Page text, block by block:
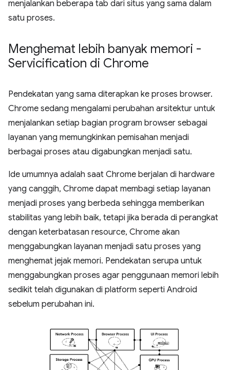
menjalankan beberapa tab dari situs yang sama dalam
satu proses.
Menghemat lebih banyak memori -
Servicification di Chrome
Pendekatan yang sama diterapkan ke proses browser.
Chrome sedang mengalami perubahan arsitektur untuk
menjalankan setiap bagian program browser sebagai
layanan yang memungkinkan pemisahan menjadi
berbagai proses atau digabungkan menjadi satu.
Ide umumnya adalah saat Chrome berjalan di hardware
yang canggih, Chrome dapat membagi setiap layanan
menjadi proses yang berbeda sehingga memberikan
stabilitas yang lebih baik, tetapi jika berada di perangkat
dengan keterbatasan resource, Chrome akan
menggabungkan layanan menjadi satu proses yang
menghemat jejak memori. Pendekatan serupa untuk
menggabungkan proses agar penggunaan memori lebih
sedikit telah digunakan di platform seperti Android
sebelum perubahan ini.